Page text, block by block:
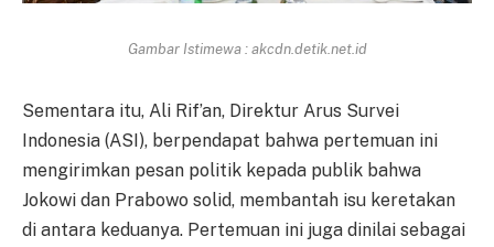
Gambar Istimewa : akcdn.detik.net.id
Sementara itu, Ali Rif’an, Direktur Arus Survei
Indonesia (ASI), berpendapat bahwa pertemuan ini
mengirimkan pesan politik kepada publik bahwa
Jokowi dan Prabowo solid, membantah isu keretakan
di antara keduanya. Pertemuan ini juga dinilai sebagai